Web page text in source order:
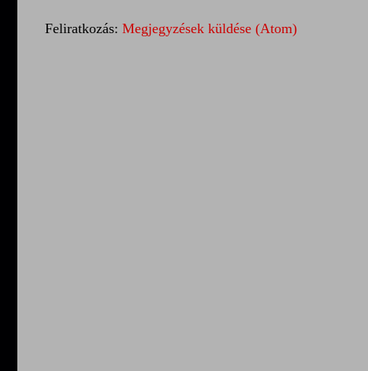
Feliratkozás: Megjegyzések küldése (Atom)